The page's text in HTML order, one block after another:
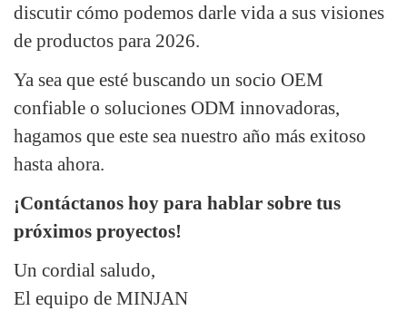
discutir cómo podemos darle vida a sus visiones
de productos para 2026.
Ya sea que esté buscando un socio OEM
confiable o soluciones ODM innovadoras,
hagamos que este sea nuestro año más exitoso
hasta ahora.
¡Contáctanos hoy para hablar sobre tus
próximos proyectos!
Un cordial saludo,
El equipo de MINJAN